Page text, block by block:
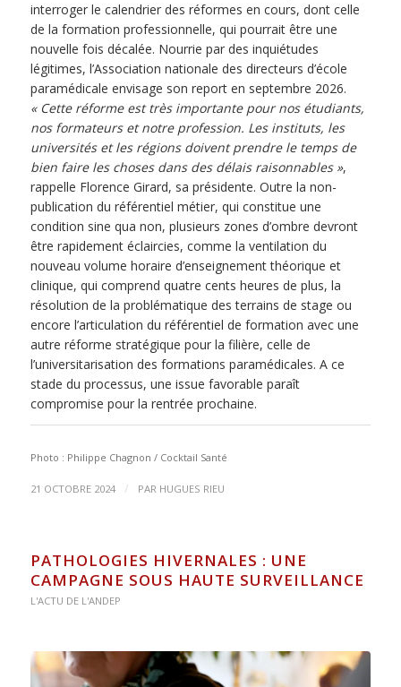
interroger le calendrier des réformes en cours, dont celle
de la formation professionnelle, qui pourrait être une
nouvelle fois décalée. Nourrie par des inquiétudes
légitimes, l’Association nationale des directeurs d’école
paramédicale envisage son report en septembre 2026.
« Cette réforme est très importante pour nos étudiants,
nos formateurs et notre profession. Les instituts, les
universités et les régions doivent prendre le temps de
bien faire les choses dans des délais raisonnables »,
rappelle Florence Girard, sa présidente. Outre la non-
publication du référentiel métier, qui constitue une
condition sine qua non, plusieurs zones d’ombre devront
être rapidement éclaircies, comme la ventilation du
nouveau volume horaire d’enseignement théorique et
clinique, qui comprend quatre cents heures de plus, la
résolution de la problématique des terrains de stage ou
encore l’articulation du référentiel de formation avec une
autre réforme stratégique pour la filière, celle de
l’universitarisation des formations paramédicales. A ce
stade du processus, une issue favorable paraît
compromise pour la rentrée prochaine.
Photo : Philippe Chagnon / Cocktail Santé
21 OCTOBRE 2024 / PAR HUGUES RIEU
PATHOLOGIES HIVERNALES : UNE
CAMPAGNE SOUS HAUTE SURVEILLANCE
L'ACTU DE L'ANDEP